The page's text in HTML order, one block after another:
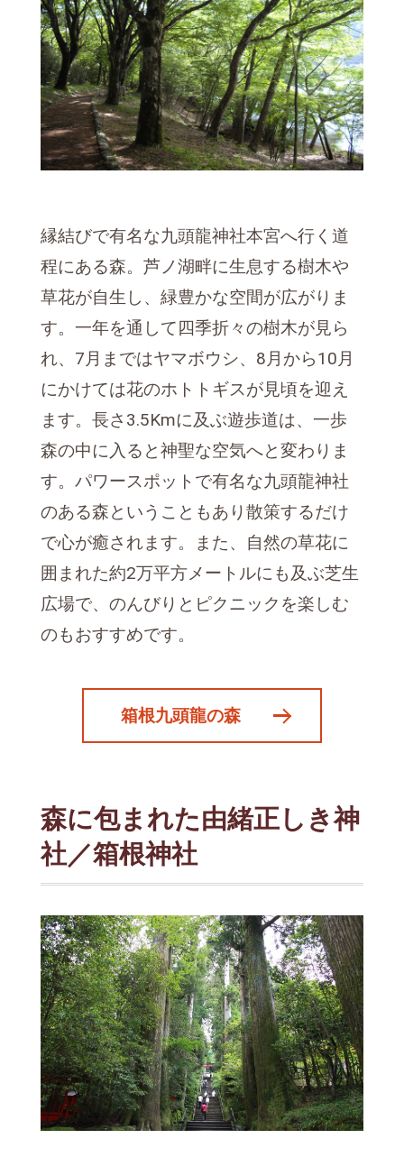
縁結びで有名な九頭龍神社本宮へ行く道
程にある森。芦ノ湖畔に生息する樹木や
草花が自生し、緑豊かな空間が広がりま
す。一年を通して四季折々の樹木が見ら
れ、7月まではヤマボウシ、8月から10月
にかけては花のホトトギスが見頃を迎え
ます。長さ3.5Kmに及ぶ遊歩道は、一歩
森の中に入ると神聖な空気へと変わりま
す。パワースポットで有名な九頭龍神社
のある森ということもあり散策するだけ
で心が癒されます。また、自然の草花に
囲まれた約2万平方メートルにも及ぶ芝生
広場で、のんびりとピクニックを楽しむ
のもおすすめです。
箱根九頭龍の森
森に包まれた由緒正しき神
社／箱根神社